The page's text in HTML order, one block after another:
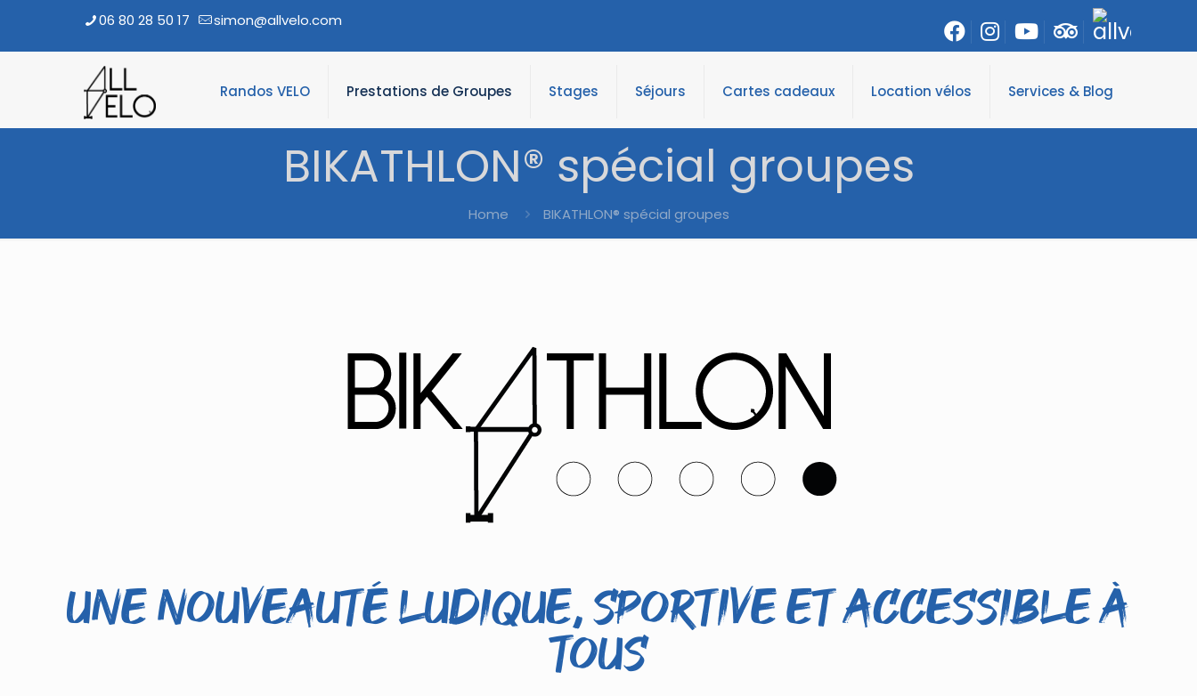
06 80 28 50 17 simon@allvelo.com
Randos VELO Prestations de Groupes Stages Séjours Cartes cadeaux Location vélos Services & Blog
BIKATHLON® spécial groupes
Home BIKATHLON® spécial groupes
Une nouveauté ludique, sportive et accessible à
tous